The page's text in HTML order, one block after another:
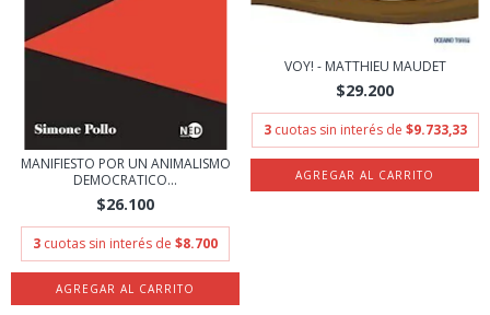
MANIFIESTO POR UN ANIMALISMO
DEMOCRATICO...
$26.100
3 cuotas sin interés de $8.700
VOY! - MATTHIEU MAUDET
$29.200
3 cuotas sin interés de $9.733,33